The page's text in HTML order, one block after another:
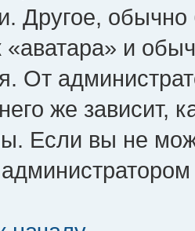
Другое,
«аватара» и
От
же зависит,
Если вы не